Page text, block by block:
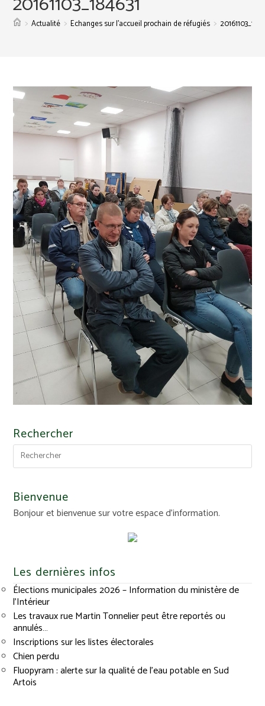
> Actualité > Echanges sur l’accueil prochain de réfugiés >
Rechercher
Bienvenue
Bonjour et bienvenue sur votre espace d'information.
Les dernières infos
Élections municipales 2026 – Information du ministère de
l’Intérieur
Les travaux rue Martin Tonnelier peut être reportés ou
annulés…
Inscriptions sur les listes électorales
Chien perdu
Fluopyram : alerte sur la qualité de l’eau potable en Sud
Artois